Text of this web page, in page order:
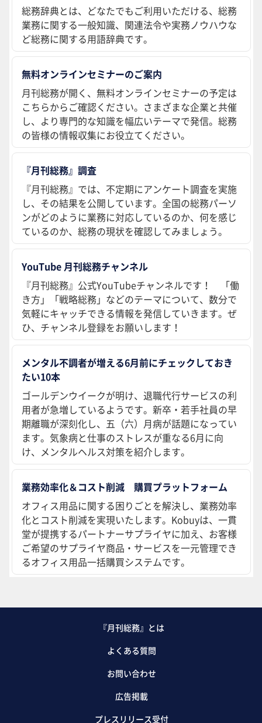
総務辞典とは、どなたでもご利用いただける、総務
業務に関する一般知識、関連法令や実務ノウハウな
ど総務に関する用語辞典です。
無料オンラインセミナーのご案内
月刊総務が開く、無料オンラインセミナーの予定は
こちらからご確認ください。さまざまな企業と共催
し、より専門的な知識を幅広いテーマで発信。総務
の皆様の情報収集にお役立てください。
『月刊総務』調査
『月刊総務』では、不定期にアンケート調査を実施
し、その結果を公開しています。全国の総務パーソ
ンがどのように業務に対応しているのか、何を感じ
ているのか、総務の現状を確認してみましょう。
YouTube 月刊総務チャンネル
『月刊総務』公式YouTubeチャンネルです！ 「働
き方」「戦略総務」などのテーマについて、数分で
気軽にキャッチできる情報を発信していきます。ぜ
ひ、チャンネル登録をお願いします！
メンタル不調者が増える6月前にチェックしておき
たい10本
ゴールデンウイークが明け、退職代行サービスの利
用者が急増しているようです。新卒・若手社員の早
期離職が深刻化し、五（六）月病が話題になってい
ます。気象病と仕事のストレスが重なる6月に向
け、メンタルヘルス対策を紹介します。
業務効率化＆コスト削減 購買プラットフォーム
オフィス用品に関する困りごとを解決し、業務効率
化とコスト削減を実現いたします。Kobuyは、一貫
堂が提携するパートナーサプライヤに加え、お客様
ご希望のサプライヤ商品・サービスを一元管理でき
るオフィス用品一括購買システムです。
『月刊総務』とは
よくある質問
お問い合わせ
広告掲載
プレスリリース受付